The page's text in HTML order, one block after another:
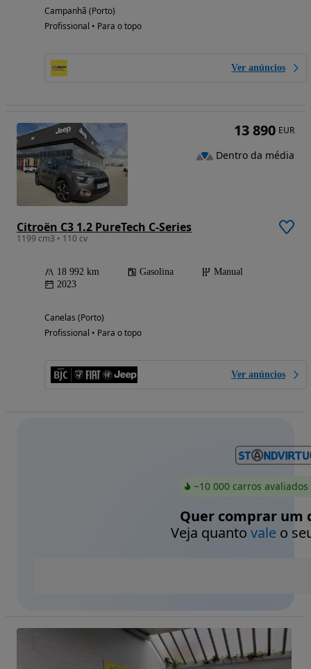
Campanhã (Porto)
Profissional • Para o topo
Ver anúncios
Citroën C3 1.2 PureTech C-Series
1199 cm3 • 110 cv
18 992 km Gasolina
Manual
2023
Canelas (Porto)
Profissional • Para o topo
Ver anúncios
13 890 EUR
Dentro da média
~10 000 carros
Quer comprar um
Veja quanto valeo